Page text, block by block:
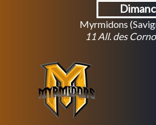
Myrmidons
11 All. des